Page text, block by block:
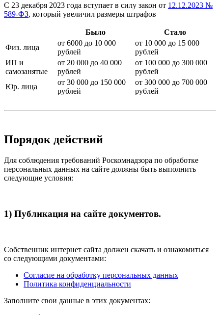
С 23 декабря 2023 года вступает в силу закон от 12.12.2023 №
589-ФЗ, который увеличил размеры штрафов
Было
Стало
Физ. лица
от 6000 до 10 000
рублей
от 10 000 до 15 000
рублей
ИП и
самозанятые
от 20 000 до 40 000
рублей
от 100 000 до 300 000
рублей
Юр. лица
от 30 000 до 150 000
рублей
от 300 000 до 700 000
рублей
Порядок действий
Для соблюдения требований Роскомнадзора по обработке
персональных данных на сайте должны быть выполнить
следующие условия:
1) Публикация на сайте документов.
Собственник интернет сайта должен скачать и ознакомиться
со следующими документами:
Согласие на обработку персональных данных
Политика конфиденциальности
Заполните свои данные в этих документах: